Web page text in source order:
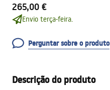
265,00 €
Envio terça-feira.
Perguntar sobre o produto
Descrição do produto